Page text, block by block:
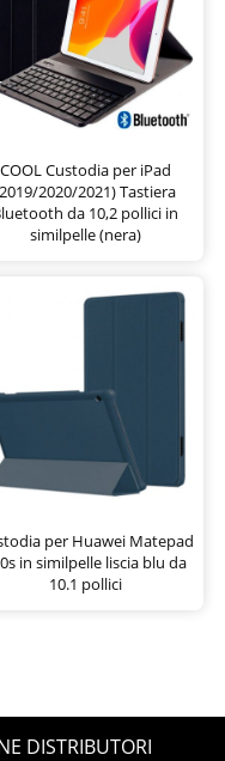
COOL Custodia per iPad
2020/2021) Tastiera
da 10,2 pollici in
similpelle (nera)
per Huawei Matepad
in similpelle liscia blu da
10.1 pollici
DISTRIBUTORI